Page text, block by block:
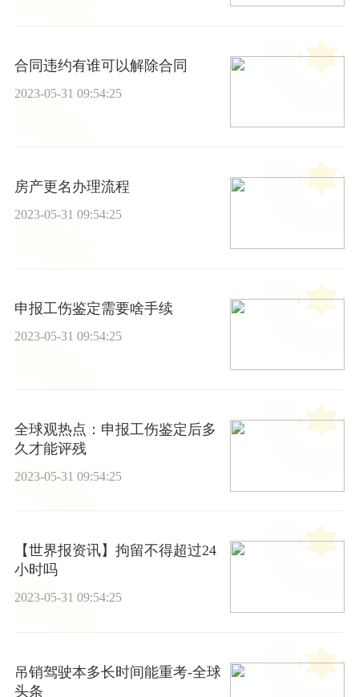
合同违约有谁可以解除合同
2023-05-31 09:54:25
房产更名办理流程
2023-05-31 09:54:25
申报工伤鉴定需要啥手续
2023-05-31 09:54:25
全球观热点：申报工伤鉴定后多
久才能评残
2023-05-31 09:54:25
【世界报资讯】拘留不得超过24
小时吗
2023-05-31 09:54:25
吊销驾驶本多长时间能重考-全球
头条